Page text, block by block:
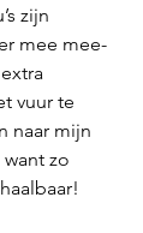
zijn
mee mee-
vuur te
naar mijn
zo